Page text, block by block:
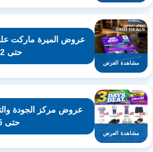
مشاهدة العرض
حتى 12 اغسطس
مشاهدة العرض
حتى 5 اغسطس